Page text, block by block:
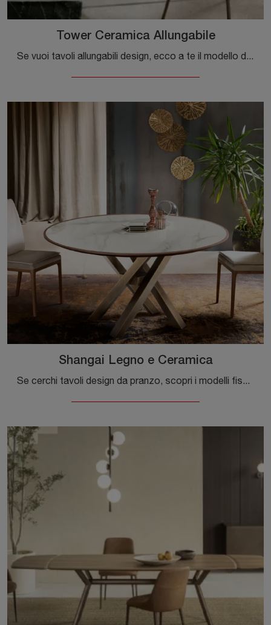
Tower Ceramica Allungabile
Se vuoi tavoli allungabili design, ecco a te il modello da pranzo in ceramica Tower Ceramica Allungabile del brand Riflessi.
Shangai Legno e Ceramica
Se cerchi tavoli design da pranzo, scopri i modelli fissi di Riflessi: clicca e scopri il modello Shangai Legno e Ceramica in ceramica.